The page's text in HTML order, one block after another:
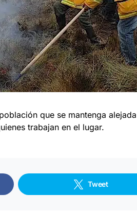
que se mantenga
trabajan en el lugar.
Tweet